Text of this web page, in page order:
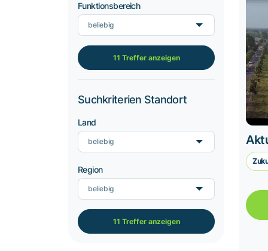
Funktionsbereich
beliebig
11 Treffer anzeigen
Suchkriterien Standort
Land
beliebig
Region
beliebig
11 Treffer anzeigen